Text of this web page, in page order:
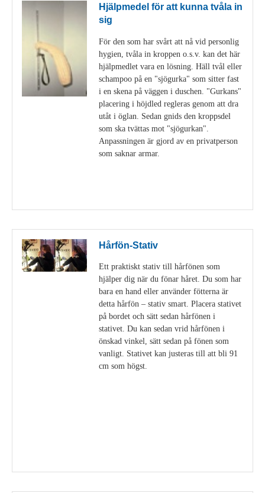
Hjälpmedel för att kunna tvåla in
sig
För den som har svårt att nå vid personlig
hygien, tvåla in kroppen o.s.v. kan det här
hjälpmedlet vara en lösning. Häll tvål eller
schampoo på en "sjögurka" som sitter fast
i en skena på väggen i duschen. "Gurkans"
placering i höjdled regleras genom att dra
utåt i öglan. Sedan gnids den kroppsdel
som ska tvättas mot "sjögurkan".
Anpassningen är gjord av en privatperson
som saknar armar.
Hårfön-Stativ
Ett praktiskt stativ till hårfönen som
hjälper dig när du fönar håret. Du som har
bara en hand eller använder fötterna är
detta hårfön – stativ smart. Placera stativet
på bordet och sätt sedan hårfönen i
stativet. Du kan sedan vrid hårfönen i
önskad vinkel, sätt sedan på fönen som
vanligt. Stativet kan justeras till att bli 91
cm som högst.